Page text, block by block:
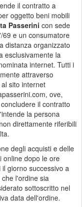
il contratto a
oggetto beni mobili
Passerini con sede
69 e un consumatore
distanza organizzato
esclusivamente la
internet. Tutti i
attraverso
sito internet
ove,
il contratto
la persona
direttamente riferibili
degli acquisti e delle
online dopo le ore
giorno successivo a
l'ordine sia
sottoscritto nel
data dell'ordine.